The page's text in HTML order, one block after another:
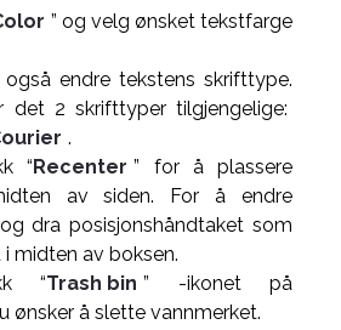
” og velg ønsket tekstfarge
endre tekstens skrifttype.
det 2 skrifttyper tilgjengelige:
.
“Recenter ” for å plassere
av siden. For å endre
dra posisjonshåndtaket som
midten av boksen.
“Trash bin ” -ikonet på
ønsker å slette vannmerket.